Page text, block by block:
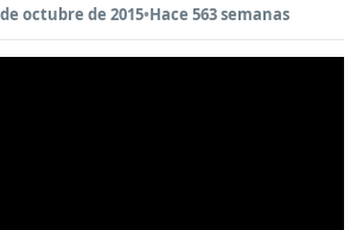
octubre de 2015•Hace 563 semanas